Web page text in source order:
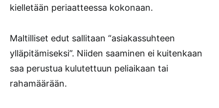
kielletään periaatteessa kokonaan.
Maltilliset edut sallitaan “asiakassuhteen
ylläpitämiseksi”. Niiden saaminen ei kuitenkaan
saa perustua kulutettuun peliaikaan tai
rahamäärään.